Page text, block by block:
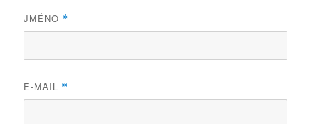
JMÉNO *
E-MAIL *